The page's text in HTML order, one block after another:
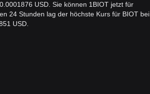
USD. Sie können 1BIOT jetzt für
24 Stunden lag der höchste Kurs für BIOT bei
USD.